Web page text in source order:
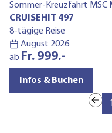
Sommer-Kreuzfahrt MSC
CRUISEHIT 497
8-tägige Reise
August 2026
ab Fr. 999.-
Infos & Buchen